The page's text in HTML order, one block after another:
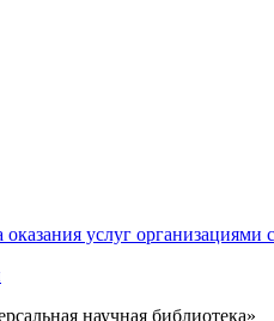
оказания услуг
научная библиотека»